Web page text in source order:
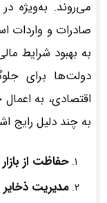
می‌روند. به‌ویژه
صادرات و واردات
به بهبود شرایط
دولت‌ها برای
اقتصادی، به
به چند دلیل رایج
حفاظت از
مدیریت ذخایر